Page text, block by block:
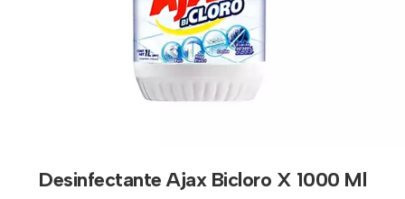
Desinfectante Ajax Bicloro X 1000 Ml